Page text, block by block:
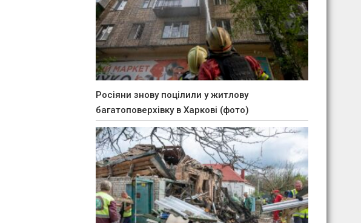
Росіяни знову поцілили у житлову
багатоповерхівку в Харкові (фото)